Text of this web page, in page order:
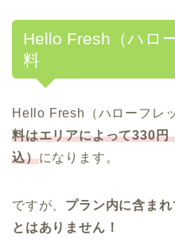
Hello Fresh（ハロ
料
Hello Fresh（ハローフレ
料はエリアによって330円
込）になります。
ですが、 プラン内に含ま
とはありません！